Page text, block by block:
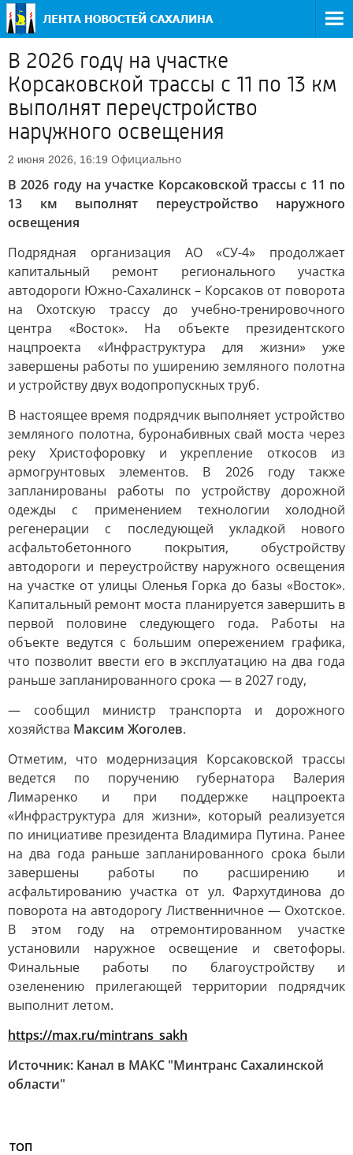
В 2026 году на участке
Корсаковской трассы с 11 по 13 км
выполнят переустройство
наружного освещения
2 июня 2026, 16:19 Официально
В 2026 году на участке Корсаковской трассы с 11 по
13 км выполнят переустройство наружного
освещения
Подрядная организация АО «СУ-4» продолжает
капитальный ремонт регионального участка
автодороги Южно-Сахалинск – Корсаков от поворота
на Охотскую трассу до учебно-тренировочного
центра «Восток». На объекте президентского
нацпроекта «Инфраструктура для жизни» уже
завершены работы по уширению земляного полотна
и устройству двух водопропускных труб.
В настоящее время подрядчик выполняет устройство
земляного полотна, буронабивных свай моста через
реку Христофоровку и укрепление откосов из
армогрунтовых элементов. В 2026 году также
запланированы работы по устройству дорожной
одежды с применением технологии холодной
регенерации с последующей укладкой нового
асфальтобетонного покрытия, обустройству
автодороги и переустройству наружного освещения
на участке от улицы Оленья Горка до базы «Восток».
Капитальный ремонт моста планируется завершить в
первой половине следующего года. Работы на
объекте ведутся с большим опережением графика,
что позволит ввести его в эксплуатацию на два года
раньше запланированного срока — в 2027 году,
— сообщил министр транспорта и дорожного
хозяйства Максим Жоголев.
Отметим, что модернизация Корсаковской трассы
ведется по поручению губернатора Валерия
Лимаренко и при поддержке нацпроекта
«Инфраструктура для жизни», который реализуется
по инициативе президента Владимира Путина. Ранее
на два года раньше запланированного срока были
завершены работы по расширению и
асфальтированию участка от ул. Фархутдинова до
поворота на автодорогу Лиственничное — Охотское.
В этом году на отремонтированном участке
установили наружное освещение и светофоры.
Финальные работы по благоустройству и
озеленению прилегающей территории подрядчик
выполнит летом.
https://max.ru/mintrans_sakh
Источник: Канал в МАКС "Минтранс Сахалинской
области"
ТОП